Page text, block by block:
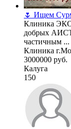
🌷 Ищем
Клиника ЭКО
добрых
частичным ...
Клиника
3000000 руб.
Калуга
150